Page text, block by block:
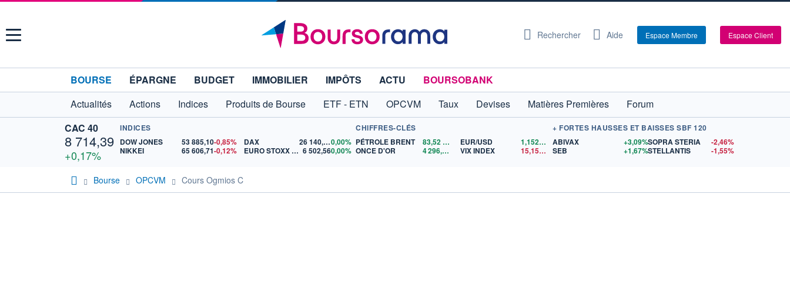
Menu Rechercher Aide Espace Membre Espace Client
BOURSE ÉPARGNE BUDGET IMMOBILIER IMPÔTS ACTU
BOURSOBANK
Actualités
Actions Indices Produits de Bourse ETF - ETN OPCVM Taux Devises Matières Premières
Forum
CAC 40
8 714,39
+0,17%
INDICES
DOW JONES
53 885,10-0,85%
NIKKEI
65 606,71-0,12%
DAX 26 140,130,00%
EURO STOXX 50 6 502,560,00%
CHIFFRES-CLÉS
PÉTROLE BRENT
83,52$US
ONCE D'OR
4 296,71 $US
EUR/USD 1,1521$US
VIX INDEX
15,15
$US
+ FORTES HAUSSES ET BAISSES SBF 120
ABIVAX
+3,09%
SEB
+1,67%
SOPRA STERIA
-2,46%
STELLANTIS
-1,55%
Bourse OPCVM Cours Ogmios C